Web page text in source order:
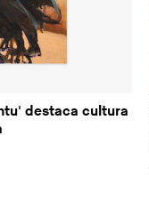
destaca cultura